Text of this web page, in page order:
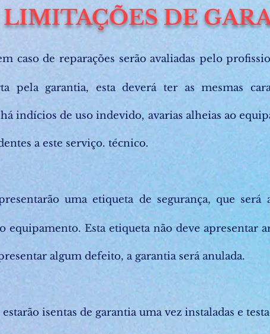
LIMITAÇÕES DE
caso de reparações serão avaliadas pelo
pela garantia, esta deverá ter as mesmas
indícios de uso indevido, avarias alheias ao
a este serviço. técnico.
uma etiqueta de segurança, que
equipamento. Esta etiqueta não deve apresentar
algum defeito, a garantia será anulada.
isentas de garantia uma vez instaladas e